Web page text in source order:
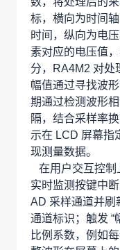
标，横向为时间
时间，纵向为电
素对应的电压值
分，RA4M2 对处
幅值通过寻找波
期通过检测波形
隔，结合采样率
示在 LCD 屏幕指
现测量数据。
在用户交互控制
实时监测按键中
AD 采样通道并刷
通道标识；触发 “
比例系数，例如